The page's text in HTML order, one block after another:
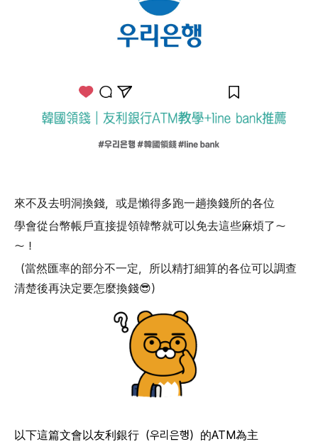
來不及去明洞換錢，或是懶得多跑一趟換錢所的各位
學會從台幣帳戶直接提領韓幣就可以免去這些麻煩了～
～！
（當然匯率的部分不一定，所以精打細算的各位可以調查
清楚後再決定要怎麼換錢😎）
以下這篇文會以友利銀行（우리은행）的ATM為主